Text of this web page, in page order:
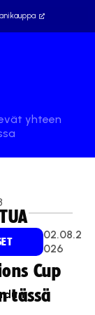
yhteen
02.08.2
026
Cup
tässä